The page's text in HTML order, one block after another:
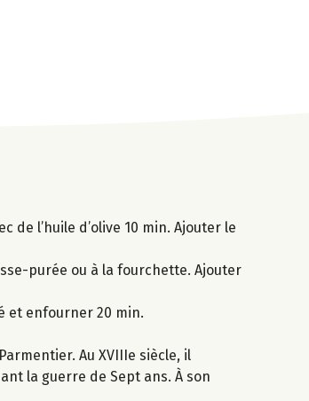
de l’huile d’olive 10 min. Ajouter le
purée ou à la fourchette. Ajouter
et enfourner 20 min.
Au XVIIIe siècle, il
la guerre de Sept ans. À son